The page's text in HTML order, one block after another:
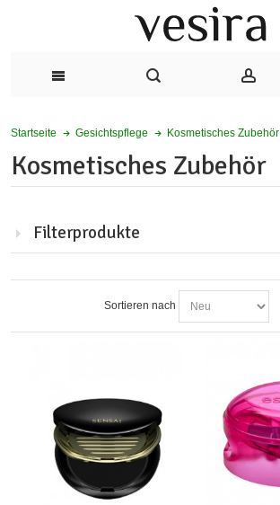
Startseite Gesichtspflege Kosmetisches Zubehör
Kosmetisches Zubehör
Filterprodukte
Sortieren nach